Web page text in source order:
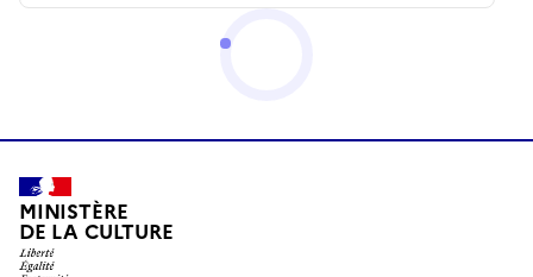
MINISTÈRE
DE LA CULTURE